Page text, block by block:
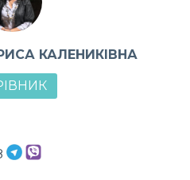
КАЛЕНИКІВНА